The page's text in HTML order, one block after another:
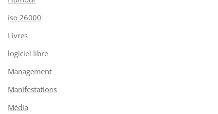
iso 26000
Livres
logiciel libre
Management
Manifestations
Média